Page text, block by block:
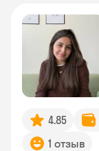
4.85
1 отзыв